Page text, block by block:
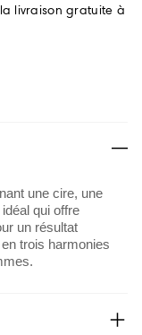
livraison gratuite à
une cire, une
qui offre
un résultat
trois harmonies